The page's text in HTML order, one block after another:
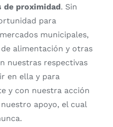
de proximidad. Sin
para
municipales,
alimentación y otras
nuestras respectivas
en ella y para
y con nuestra acción
apoyo, el cual